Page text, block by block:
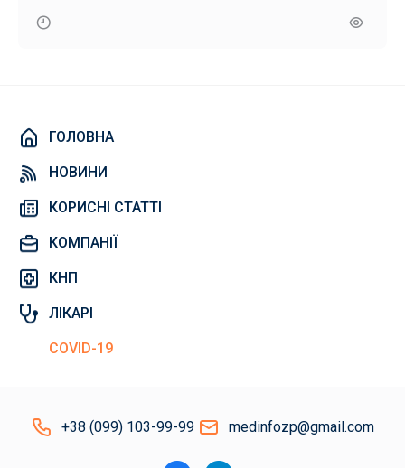
ГОЛОВНА
НОВИНИ
КОРИСНІ СТАТТІ
КОМПАНІЇ
КНП
ЛІКАРІ
COVID-19
+38 (099) 103-99-99 medinfozp@gmail.com